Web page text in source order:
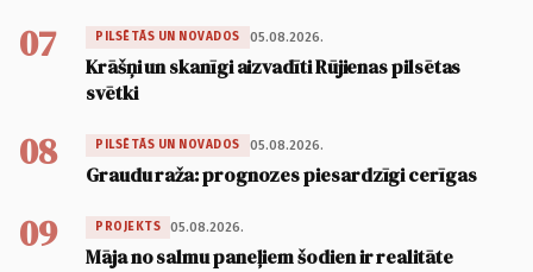
07 PILSĒTĀS UN NOVADOS 05.08.2026.
Krāšņi un skanīgi aizvadīti Rūjienas pilsētas
svētki
08 PILSĒTĀS UN NOVADOS 05.08.2026.
Graudu raža: prognozes piesardzīgi cerīgas
09 PROJEKTS 05.08.2026.
Māja no salmu paneļiem šodien ir realitāte